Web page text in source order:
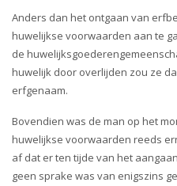
Anders dan het ontgaan van
huwelijkse voorwaarden aan te
de
huwelijk door overlijden zou ze
erfgenaam.
Bovendien was de man op het
huwelijkse voorwaarden reeds
af dat er ten tijde van het
geen sprake was van enigszins